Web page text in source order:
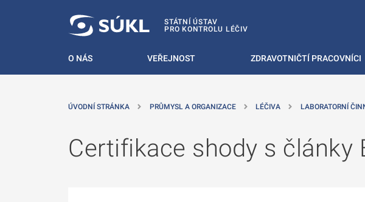
STÁTNÍ ÚSTAV
PRO KONTROLU LÉČIV
O NÁS VEŘEJNOST ZDRAVOTNIČTÍ PRACOVNÍCI
ÚVODNÍ STRÁNKA PRŮMYSL A ORGANIZACE LÉČIVA LABORATORNÍ
Certifikace shody s články